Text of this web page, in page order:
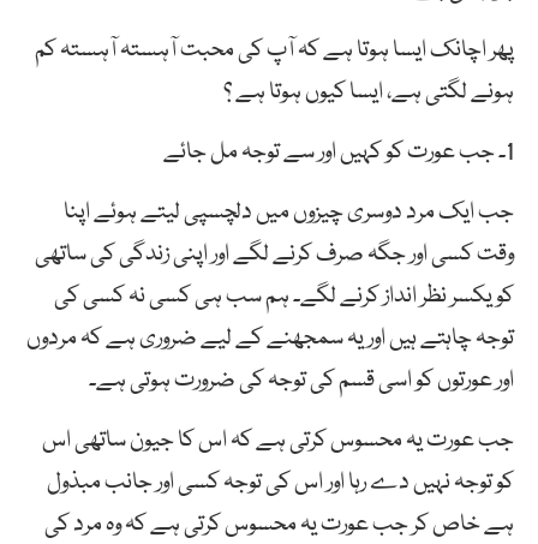
پھر اچانک ایسا ہوتا ہے کہ آپ کی محبت آہستہ آہستہ کم
ہونے لگتی ہے، ایسا کیوں ہوتا ہے ؟
1۔ جب عورت کو کہیں اور سے توجہ مل جائے
جب ایک مرد دوسری چیزوں میں دلچسپی لیتے ہوئے اپنا
وقت کسی اور جگہ صرف کرنے لگے اور اپنی زندگی کی ساتھی
کو یکسر نظر انداز کرنے لگے۔ ہم سب ہی کسی نہ کسی کی
توجہ چاہتے ہیں اور یہ سمجھنے کے لیے ضروری ہے کہ مردوں
اور عورتوں کو اسی قسم کی توجہ کی ضرورت ہوتی ہے۔
جب عورت یہ محسوس کرتی ہے کہ اس کا جیون ساتھی اس
کو توجہ نہیں دے رہا اور اس کی توجہ کسی اور جانب مبذول
ہے خاص کر جب عورت یہ محسوس کرتی ہے کہ وہ مرد کی